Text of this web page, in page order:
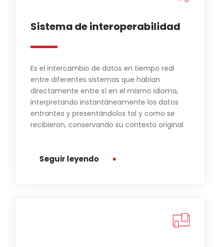
Sistema de interoperabilidad
Es el intercambio de datos en tiempo real
entre diferentes sistemas que hablan
directamente entre sí en el mismo idioma,
interpretando instantáneamente los datos
entrantes y presentándolos tal y como se
recibieron, conservando su contexto original.
Seguir leyendo